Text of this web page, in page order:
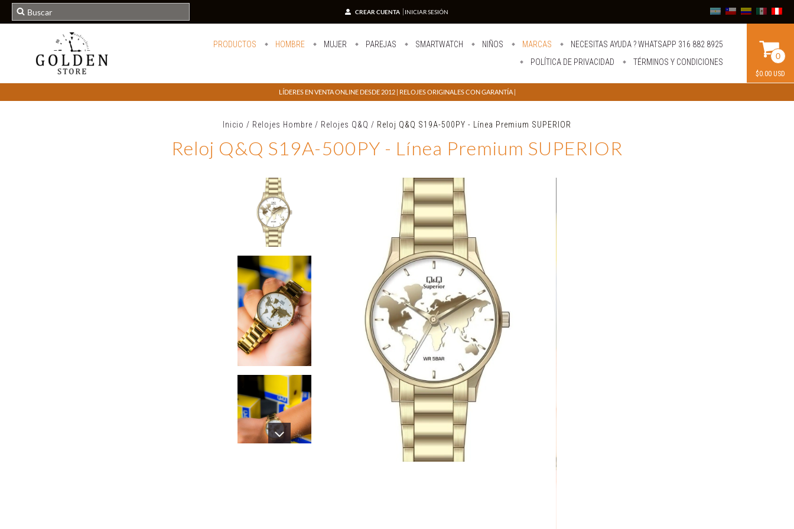
CREAR CUENTA INICIAR SESIÓN
PRODUCTOS HOMBRE MUJER PAREJAS SMARTWATCH NIÑOS MARCAS
NECESITAS AYUDA ? WHATSAPP 316 882 8925
POLÍTICA DE PRIVACIDAD
TÉRMINOS Y CONDICIONES
0
$0.00 USD
LÍDERES EN VENTA ONLINE DESDE 2012 | RELOJES ORIGINALES CON GARANTÍA |
Inicio / Relojes Hombre / Relojes Q&Q / Reloj Q&Q S19A-500PY - Línea Premium SUPERIOR
Reloj Q&Q S19A-500PY - Línea Premium SUPERIOR